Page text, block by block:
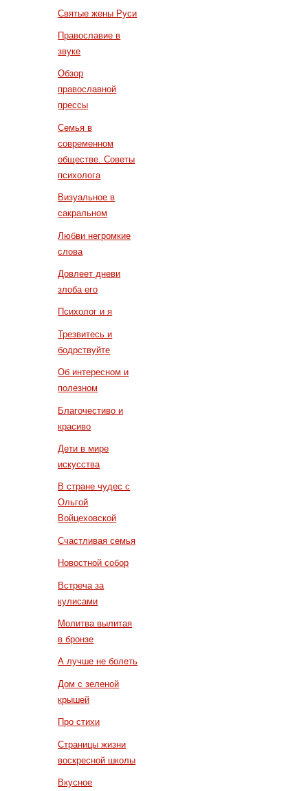
Святые жены Руси
Православие в
звуке
Обзор
православной
прессы
Семья в
современном
обществе. Советы
психолога
Визуальное в
сакральном
Любви негромкие
слова
Довлеет дневи
злоба его
Психолог и я
Трезвитесь и
бодрствуйте
Об интересном и
полезном
Благочестиво и
красиво
Дети в мире
искусства
В стране чудес с
Ольгой
Войцеховской
Счастливая семья
Новостной собор
Встреча за
кулисами
Молитва вылитая
в бронзе
А лучше не болеть
Дом с зеленой
крышей
Про стихи
Страницы жизни
воскресной школы
Вкусное